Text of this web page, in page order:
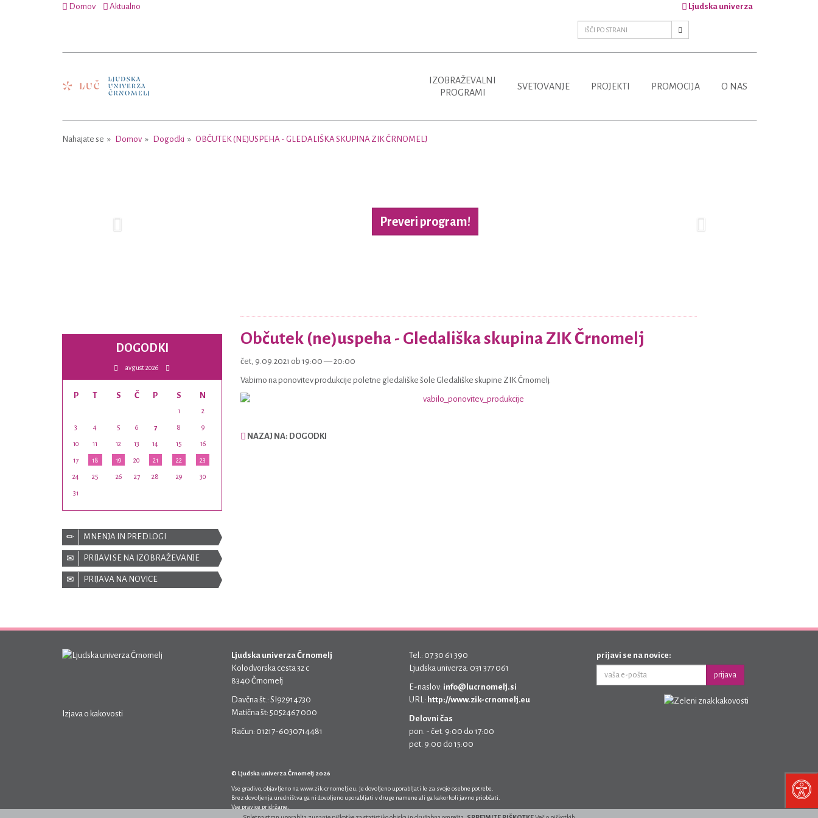
Domov Aktualno Ljudska univerza
IZOBRAŽEVALNI
PROGRAMI
SVETOVANJE PROJEKTI PROMOCIJA O NAS
Nahajate se Domov Dogodki OBČUTEK (NE)USPEHA - GLEDALIŠKA SKUPINA ZIK ČRNOMELJ
Preveri program!
Občutek (ne)uspeha - Gledališka skupina ZIK Črnomelj
čet, 9.09.2021 ob 19:00 — 20:00
Vabimo na ponovitev produkcije poletne gledališke šole Gledališke skupine ZIK Črnomelj.
NAZAJ NA: DOGODKI
DOGODKI
avgust 2026
P T S Č P S N
1 2
3 4 5 6 7 8 9
10 11 12 13 14 15 16
17 18 19 20 21 22 23
24 25 26 27 28 29 30
31
MNENJA IN PREDLOGI
PRIJAVI SE NA IZOBRAŽEVANJE
PRIJAVA NA NOVICE
Izjava o kakovosti
Ljudska univerza Črnomelj
Kolodvorska cesta 32 c
8340 Črnomelj
Davčna št.: SI92914730
Matična št: 5052467 000
Račun: 01217-6030714481
Tel.: 07 30 61 390
Ljudska univerza: 031 377 061
E-naslov: info@lucrnomelj.si
URL: http://www.zik-crnomelj.eu
Delovni čas
pon. - čet. 9:00 do 17:00
pet. 9:00 do 15:00
© Ljudska univerza Črnomelj 2026
Vse gradivo, objavljeno na www.zik-crnomelj.eu , je dovoljeno uporabljati le za svoje osebne potrebe.
Brez dovoljenja uredništva ga ni dovoljeno uporabljati v druge namene ali ga kakorkoli javno priobčati.
Vse pravice pridržane.
prijavi se na novice:
prijava